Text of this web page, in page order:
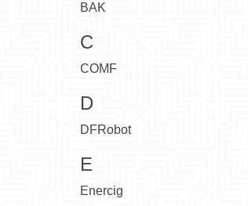
BAK
C
COMF
D
DFRobot
E
Enercig